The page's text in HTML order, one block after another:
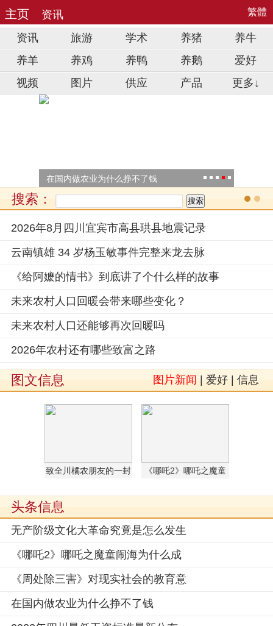
主页 资讯 繁體
资讯 旅游 学术 养猪
养牛
养羊
养鸡 养鸭 养鹅
爱好
视频
图片 供应 产品 更多↓
在国内做农业为什么挣不了钱
. .
搜索：
2026年8月四川宜宾市高县珙县地震记录
云南镇雄 34 岁杨玉敏事件完整来龙去脉
《给阿嬷的情书》到底讲了个什么样的故事
未来农村人口回暖会带来哪些变化？
未来农村人口还能够再次回暖吗
2026年农村还有哪些致富之路
图片新闻 爱好 信息
图文信息
致全川橘农朋友的一封
龙病，携手守护“天府
橘园”
《哪吒2》哪吒之魔童
头条信息
无产阶级文化大革命究竟是怎么发生
《哪吒2》哪吒之魔童闹海为什么成
《周处除三害》对现实社会的教育意
在国内做农业为什么挣不了钱